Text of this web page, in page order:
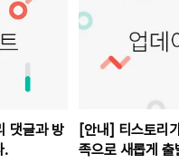
댓글과 방
.
[안내] 티스토리
족으로 새롭게 출